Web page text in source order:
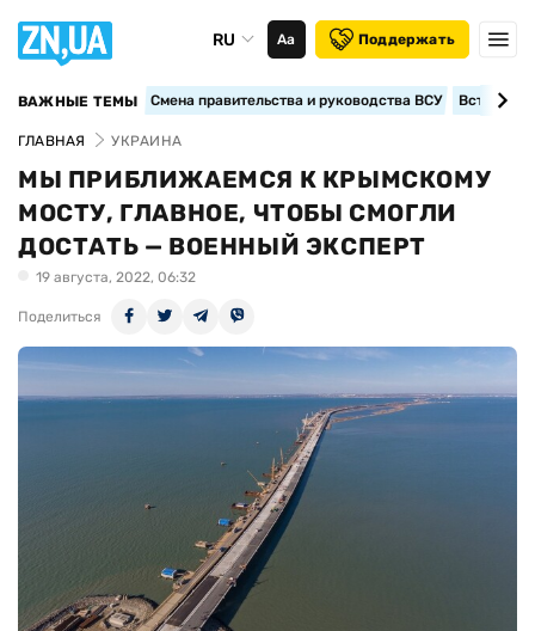
RU Аа Поддержать
ВАЖНЫЕ ТЕМЫ Смена правительства и руководства ВСУ
ГЛАВНАЯ УКРАИНА
МЫ ПРИБЛИЖАЕМСЯ К КРЫМСКОМУ
МОСТУ, ГЛАВНОЕ, ЧТОБЫ СМОГЛИ
ДОСТАТЬ — ВОЕННЫЙ ЭКСПЕРТ
19 августа, 2022, 06:32
Поделиться